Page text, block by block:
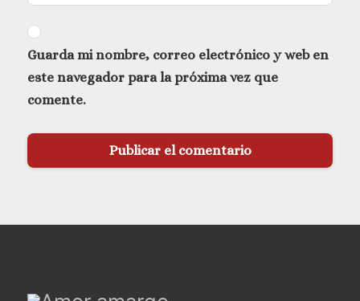
Guarda mi nombre, correo electrónico y web en
este navegador para la próxima vez que
comente.